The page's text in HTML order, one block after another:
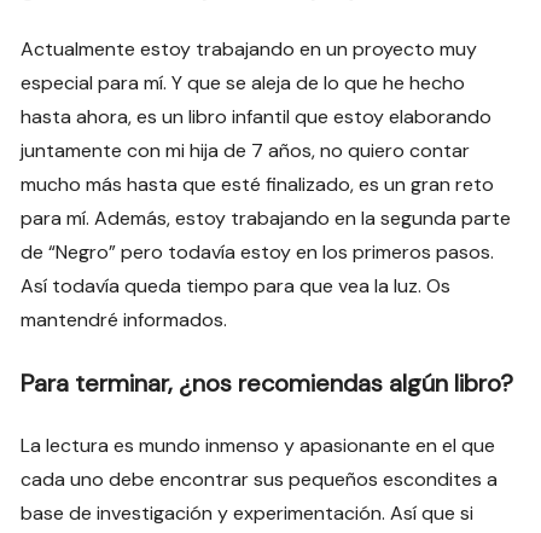
Actualmente estoy trabajando en un proyecto muy
especial para mí. Y que se aleja de lo que he hecho
hasta ahora, es un libro infantil que estoy elaborando
juntamente con mi hija de 7 años, no quiero contar
mucho más hasta que esté finalizado, es un gran reto
para mí. Además, estoy trabajando en la segunda parte
de “Negro” pero todavía estoy en los primeros pasos.
Así todavía queda tiempo para que vea la luz. Os
mantendré informados.
Para terminar, ¿nos recomiendas algún libro?
La lectura es mundo inmenso y apasionante en el que
cada uno debe encontrar sus pequeños escondites a
base de investigación y experimentación. Así que si